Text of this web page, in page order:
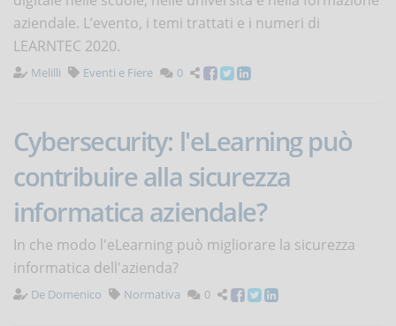
aziendale. L’evento, i temi trattati e i numeri di
LEARNTEC 2020.
Melilli Eventi e Fiere 0
Cybersecurity: l'eLearning può
contribuire alla sicurezza
informatica aziendale?
In che modo l'eLearning può migliorare la sicurezza
informatica dell'azienda?
De Domenico Normativa 0